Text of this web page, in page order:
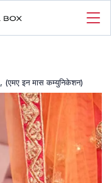
, (एमए इन मास कम्युनिकेशन)